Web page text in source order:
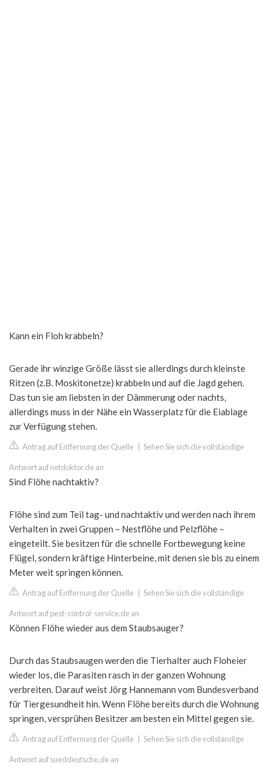
Kann ein Floh krabbeln?
Gerade ihr winzige Größe lässt sie allerdings durch kleinste
Ritzen (z.B. Moskitonetze) krabbeln und auf die Jagd gehen.
Das tun sie am liebsten in der Dämmerung oder nachts,
allerdings muss in der Nähe ein Wasserplatz für die Eiablage
zur Verfügung stehen.
Antrag auf Entfernung der Quelle Sehen Sie sich die vollständige
Antwort auf netdoktor.de an
Sind Flöhe nachtaktiv?
Flöhe sind zum Teil tag- und nachtaktiv und werden nach ihrem
Verhalten in zwei Gruppen – Nestflöhe und Pelzflöhe –
eingeteilt. Sie besitzen für die schnelle Fortbewegung keine
Flügel, sondern kräftige Hinterbeine, mit denen sie bis zu einem
Meter weit springen können.
Antrag auf Entfernung der Quelle Sehen Sie sich die vollständige
Antwort auf pest-control-service.de an
Können Flöhe wieder aus dem Staubsauger?
Durch das Staubsaugen werden die Tierhalter auch Floheier
wieder los, die Parasiten rasch in der ganzen Wohnung
verbreiten. Darauf weist Jörg Hannemann vom Bundesverband
für Tiergesundheit hin. Wenn Flöhe bereits durch die Wohnung
springen, versprühen Besitzer am besten ein Mittel gegen sie.
Antrag auf Entfernung der Quelle Sehen Sie sich die vollständige
Antwort auf sueddeutsche.de an